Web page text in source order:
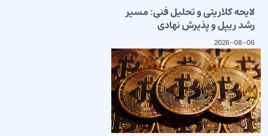
لایحه کلاریتی و تحلیل فنی: مسیر
رشد ریپل و پذیرش نهادی
2026-08-06